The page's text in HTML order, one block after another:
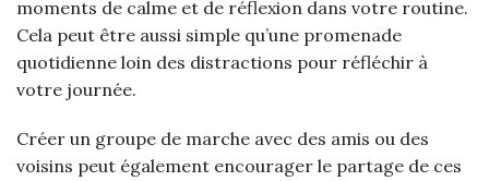
moments de calme et de réflexion dans votre routine.
Cela peut être aussi simple qu’une promenade
quotidienne loin des distractions pour réfléchir à
votre journée.
Créer un groupe de marche avec des amis ou des
voisins peut également encourager le partage de ces